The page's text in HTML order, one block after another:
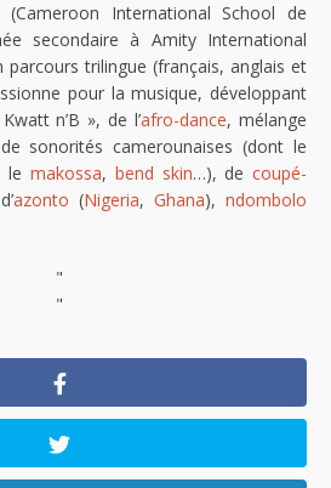
International School de
secondaire à Amity International
parcours trilingue (français, anglais et
pour la musique, développant
n’B », de l’afro-dance, mélange
sonorités camerounaises (dont le
le makossa, bend skin…), de coupé-
azonto (Nigeria, Ghana), ndombolo
"
"